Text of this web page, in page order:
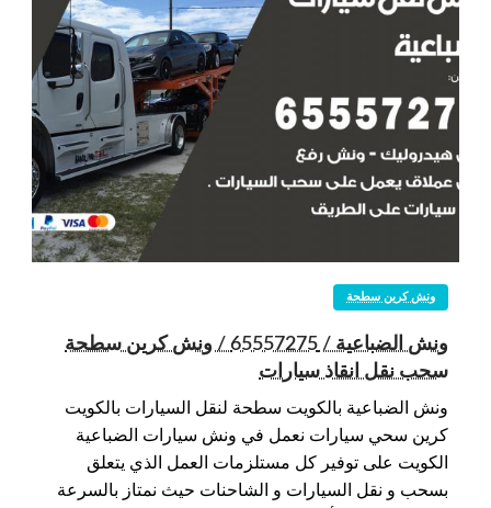
ونش كرين سطحة
ونش الضباعية / 65557275 / ونش كرين سطحة
سحب نقل انقاذ سيارات
ونش الضباعية بالكويت سطحة لنقل السيارات بالكويت
كرين سحي سيارات نعمل في ونش سيارات الضباعية
الكويت على توفير كل مستلزمات العمل الذي يتعلق
بسحب و نقل السيارات و الشاحنات حيث نمتاز بالسرعة